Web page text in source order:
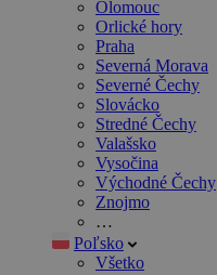
Olomouc
Orlické hory
Praha
Severná Morava
Severné Čechy
Slovácko
Stredné Čechy
Valašsko
Vysočina
Východné Čechy
Znojmo
…
Poľsko
Všetko